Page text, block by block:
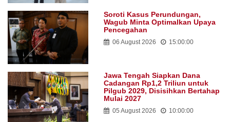
Soroti Kasus Perundungan,
Wagub Minta Optimalkan Upaya
Pencegahan
06 August 2026 15:00:00
Jawa Tengah Siapkan Dana
Cadangan Rp1,2 Triliun untuk
Pilgub 2029, Disisihkan Bertahap
Mulai 2027
05 August 2026 10:00:00